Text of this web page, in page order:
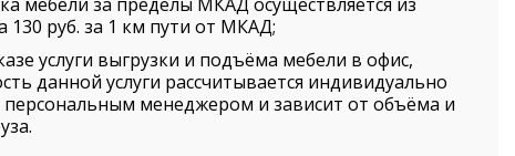
130 руб. за 1 км пути от МКАД;
услуги выгрузки и подъёма мебели в офис,
данной услуги рассчитывается индивидуально
менеджером и зависит от объёма и